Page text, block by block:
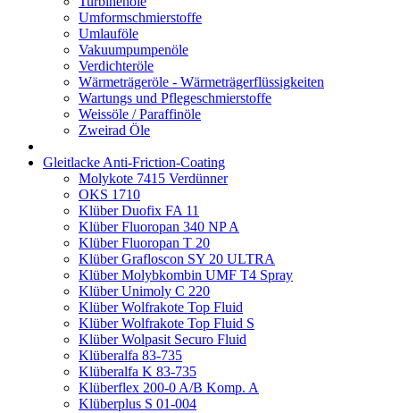
Umformschmierstoffe
Umlauföle
Vakuumpumpenöle
Verdichteröle
Wärmeträgeröle - Wärmeträgerflüssigkeiten
Wartungs und Pflegeschmierstoffe
Weissöle / Paraffinöle
Zweirad Öle
Gleitlacke Anti-Friction-Coating
Molykote 7415 Verdünner
OKS 1710
Klüber Duofix FA 11
Klüber Fluoropan 340 NP A
Klüber Fluoropan T 20
Klüber Grafloscon SY 20 ULTRA
Klüber Molybkombin UMF T4 Spray
Klüber Unimoly C 220
Klüber Wolfrakote Top Fluid
Klüber Wolfrakote Top Fluid S
Klüber Wolpasit Securo Fluid
Klüberalfa 83-735
Klüberalfa K 83-735
Klüberflex 200-0 A/B Komp. A
Klüberplus S 01-004